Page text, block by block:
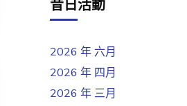
昔日活動
2026 年 六月
2026 年 四月
2026 年 三月